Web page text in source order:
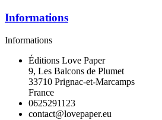
Informations
Informations
Éditions Love Paper
9, Les Balcons de Plumet
33710 Prignac-et-Marcamps
France
0625291123
contact@lovepaper.eu